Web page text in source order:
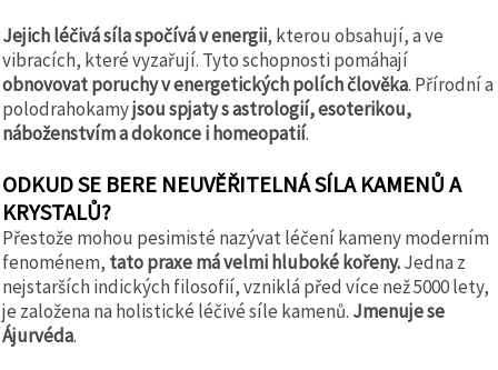
Jejich léčivá síla spočívá v energii, kterou obsahují, a ve
vibracích, které vyzařují. Tyto schopnosti pomáhají
obnovovat poruchy v energetických polích člověka. Přírodní a
polodrahokamyjsou spjaty s astrologií, esoterikou,
náboženstvím a dokonce i homeopatií.
ODKUD SE BERE NEUVĚŘITELNÁ SÍLA KAMENŮ A
KRYSTALŮ?
Přestože mohou pesimisté nazývat léčení kameny moderním
fenoménem, tato praxe má velmi hluboké kořeny.Jedna z
nejstarších indických filosofií, vzniklá před více než 5000 lety,
je založena na holistické léčivé síle kamenů. Jmenuje se
Ájurvéda.